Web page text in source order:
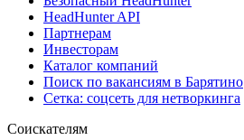
HeadHunter API
Партнерам
Инвесторам
Каталог компаний
Поиск по вакансиям в Барятино
Сетка: соцсеть для нетворкинга
Соискателям